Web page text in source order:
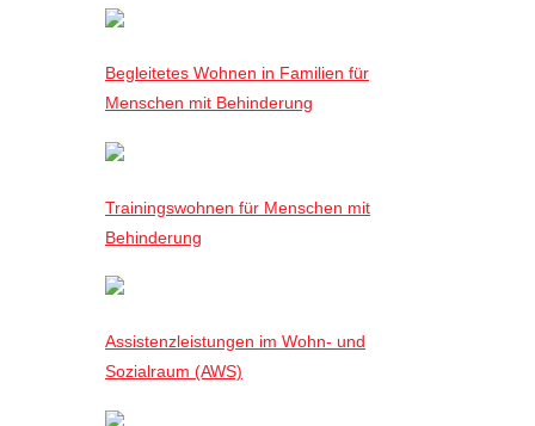
Begleitetes Wohnen in Familien für
Menschen mit Behinderung
Trainingswohnen für Menschen mit
Behinderung
Assistenzleistungen im Wohn- und
Sozialraum (AWS)